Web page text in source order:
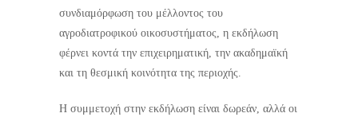
συνδιαμόρφωση του μέλλοντος του
αγροδιατροφικού οικοσυστήματος, η εκδήλωση
φέρνει κοντά την επιχειρηματική, την ακαδημαϊκή
και τη θεσμική κοινότητα της περιοχής.
Η συμμετοχή στην εκδήλωση είναι δωρεάν, αλλά οι